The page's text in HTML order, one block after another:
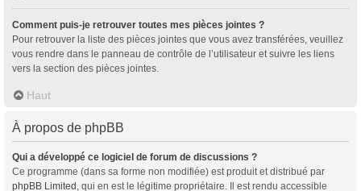
Comment puis-je retrouver toutes mes pièces jointes ?
Pour retrouver la liste des pièces jointes que vous avez transférées, veuillez
vous rendre dans le panneau de contrôle de l’utilisateur et suivre les liens
vers la section des pièces jointes.
Haut
À propos de phpBB
Qui a développé ce logiciel de forum de discussions ?
Ce programme (dans sa forme non modifiée) est produit et distribué par
phpBB Limited , qui en est le légitime propriétaire. Il est rendu accessible